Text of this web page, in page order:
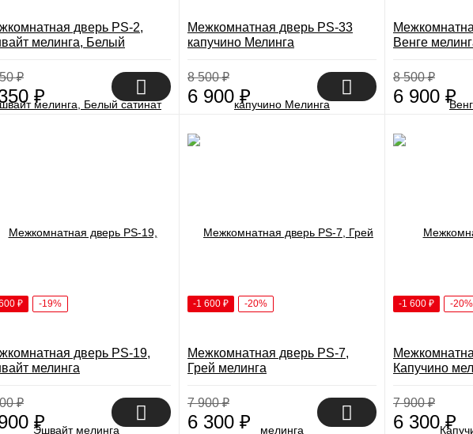
дверь PS-2,
мелинга, Белый
₽
₽
Межкомнатная дверь PS-33
капучино Мелинга
8 500₽
6 900 ₽
Венге
8 500₽
6 900 ₽
₽ -19%
дверь PS-19,
мелинга
₽
₽
-1 600 ₽ -20%
Межкомнатная дверь PS-7,
Грей мелинга
7 900₽
6 300 ₽
-1 600 ₽ -20%
Капучино
7 900₽
6 300₽